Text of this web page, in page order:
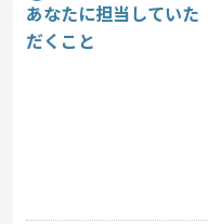
あなたに担当していた
だくこと